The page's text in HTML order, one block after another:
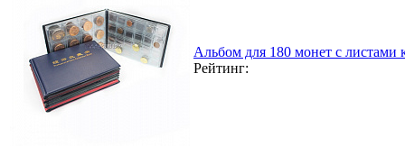
Альбом для 180 монет с
Рейтинг: